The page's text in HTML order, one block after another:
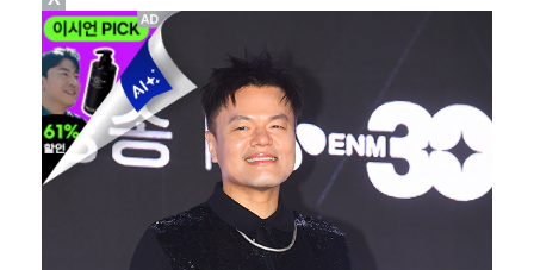
[ST포토] 지유, 키키 리더 미모는 이정도!
[ST포토] 지유, '키키 컴백합니다'
[ST포토] 키키 지유, 인형미모